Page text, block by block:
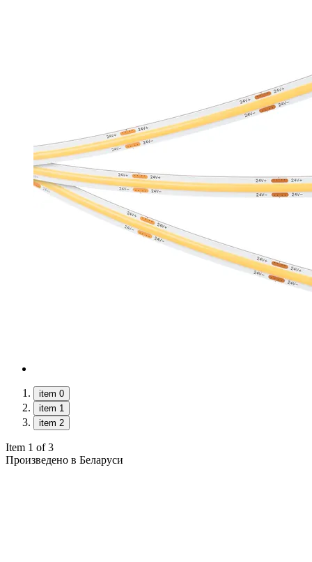
item 0
item 1
item 2
Item 1 of 3
Произведено в Беларуси